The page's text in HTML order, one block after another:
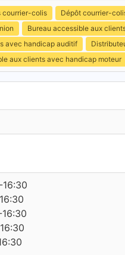
courrier-colis Dépôt courrier-
Bureau accessible aux
avec handicap auditif
aux clients avec handicap moteur